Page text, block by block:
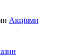
Акціями